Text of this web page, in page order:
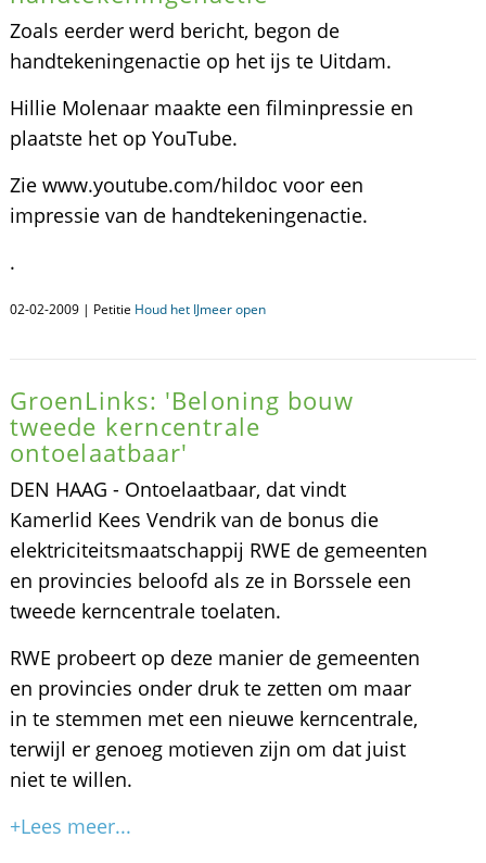
Zoals eerder werd bericht, begon de
handtekeningenactie op het ijs te Uitdam.
Hillie Molenaar maakte een filminpressie en
plaatste het op YouTube.
Zie www.youtube.com/hildoc voor een
impressie van de handtekeningenactie.
.
02-02-2009 | Petitie Houd het IJmeer open
GroenLinks: 'Beloning bouw
tweede kerncentrale
ontoelaatbaar'
DEN HAAG - Ontoelaatbaar, dat vindt
Kamerlid Kees Vendrik van de bonus die
elektriciteitsmaatschappij RWE de gemeenten
en provincies beloofd als ze in Borssele een
tweede kerncentrale toelaten.
RWE probeert op deze manier de gemeenten
en provincies onder druk te zetten om maar
in te stemmen met een nieuwe kerncentrale,
terwijl er genoeg motieven zijn om dat juist
niet te willen.
+Lees meer...